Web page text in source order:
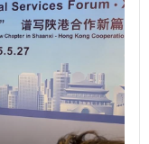
，最终，李伟弟、刘
奖，邵大壮等6位同
奖。 9月30日，大
举行。校党委副书记
要进一步强化理论
立正确的政绩观，把